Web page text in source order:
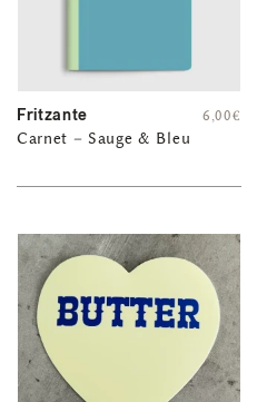
Fritzante
Carnet – Sauge & Bleu
6,00€